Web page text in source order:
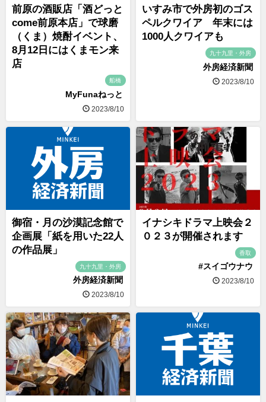
前原の酒販店「酒どっと
come前原本店」で球磨
（くま）焼酎イベント、
8月12日にはくまモン来
店
船橋
MyFunaねっと
2023/8/10
いすみ市で外房初のゴス
ペルクワイア 年末には
1000人クワイアも
九十九里・外房
外房経済新聞
2023/8/10
御宿・月の沙漠記念館で
企画展「紙を用いた22人
の作品展」
九十九里・外房
外房経済新聞
2023/8/10
イナシキドラマ上映会２
０２３が開催されます
香取
#スイゴウナウ
2023/8/10